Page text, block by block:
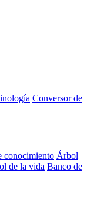
Conversor de
conocimiento Árbol
de la vida Banco de